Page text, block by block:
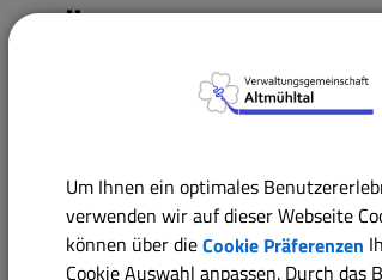
Ökumenischer
Um Ihnen ein optimales
verwenden wir auf dieser Webseite
können über dieCookie Präferenzen
Cookie Auswahl anpassen. Durch das